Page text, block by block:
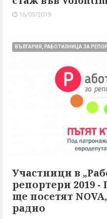
16/05/2019
БЪЛГАРИЯ, РАБОТИЛНИЦА ЗА
Участници в
репортери 2019
ще посетят
радио